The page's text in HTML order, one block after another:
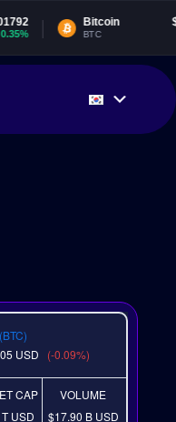
Bitcoin $64,668.72
BTC
USD (-0.09%)
CAP
USD
VOLUME
$17.90 B USD